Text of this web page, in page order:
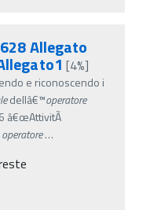
Allegato
[4%]
e riconoscendo i
dellâ€™operatore
â€œAttivitÃ
operatore…